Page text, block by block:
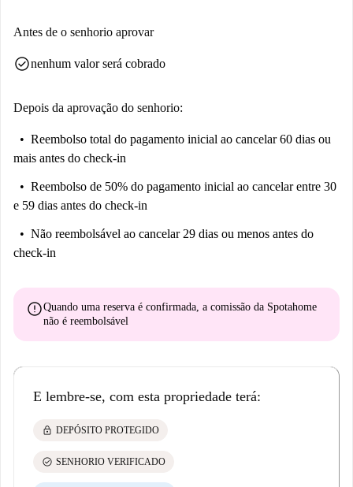
Antes de o senhorio aprovar
check_circlenenhum valor será cobrado
Depois da aprovação do senhorio:
Reembolso total do pagamento inicial ao cancelar 60 dias ou
mais antes do check-in
Reembolso de 50% do pagamento inicial ao cancelar entre 30
e 59 dias antes do check-in
Não reembolsável ao cancelar 29 dias ou menos antes do
check-in
errorQuando uma reserva é confirmada, a comissão da Spotahome
não é reembolsável
E lembre-se, com esta propriedade terá:
lock DEPÓSITO PROTEGIDO
check_circle SENHORIO VERIFICADO